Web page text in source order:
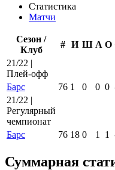
Статистика
Матчи
Сезон /
Клуб
# И Ш А О
21/22 |
Плей-офф
Барс
76 1 0 0 0
21/22 |
Регулярный
чемпионат
Барс
76 18 0 1 1
Суммарная